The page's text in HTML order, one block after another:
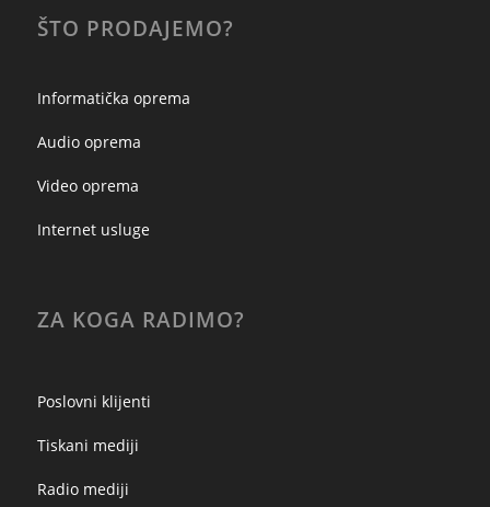
ŠTO PRODAJEMO?
Informatička oprema
Audio oprema
Video oprema
Internet usluge
ZA KOGA RADIMO?
Poslovni klijenti
Tiskani mediji
Radio mediji